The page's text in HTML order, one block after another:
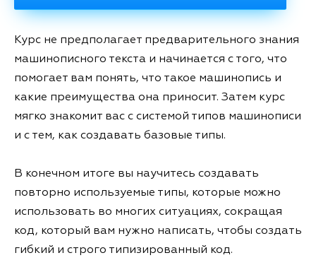
Курс не предполагает предварительного знания
машинописного текста и начинается с того, что
помогает вам понять, что такое машинопись и
какие преимущества она приносит. Затем курс
мягко знакомит вас с системой типов машинописи
и с тем, как создавать базовые типы.
В конечном итоге вы научитесь создавать
повторно используемые типы, которые можно
использовать во многих ситуациях, сокращая
код, который вам нужно написать, чтобы создать
гибкий и строго типизированный код.